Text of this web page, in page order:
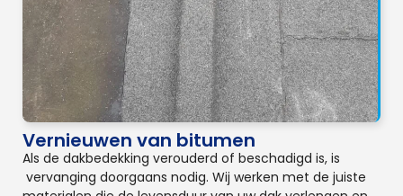
Vernieuwen van bitumen
Als de dakbedekking verouderd of beschadigd is, is
vervanging doorgaans nodig. Wij werken met de juiste